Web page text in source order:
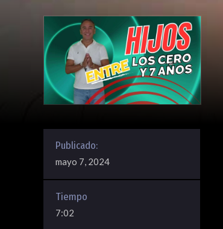
Publicado:
mayo 7, 2024
Tiempo
7:02